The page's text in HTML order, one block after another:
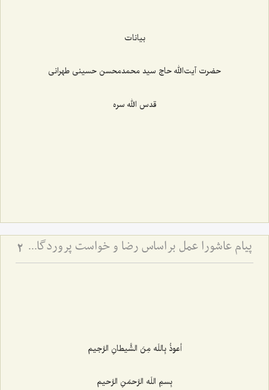
بیانات
حضرت آیت‌الله حاج سید محمدمحسن حسینی طهرانی
قدس الله سره
پیام عاشورا عمل براساس رضا و خواست پروردگار متعال در همه شؤون زندگی 2
أعوذُ بِاللَه مِنَ الشَّيطانِ الرَّجيم‌
بِسمِ اللَه الرَّحمَنِ الرَّحيم‌